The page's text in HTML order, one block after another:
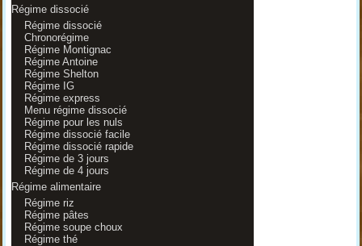
Régime dissocié
Régime dissocié
Chronorégime
Régime Montignac
Régime Antoine
Régime Shelton
Régime IG
Régime express
Menu régime dissocié
Régime pour les nuls
Régime dissocié facile
Régime dissocié rapide
Régime de 3 jours
Régime de 4 jours
Régime alimentaire
Régime riz
Régime pâtes
Régime soupe choux
Régime thé